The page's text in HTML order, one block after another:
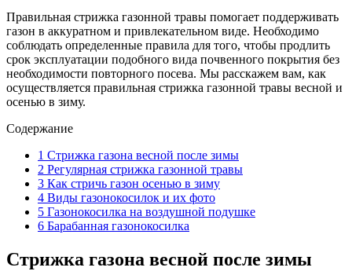
Правильная стрижка газонной травы помогает поддерживать
газон в аккуратном и привлекательном виде. Необходимо
соблюдать определенные правила для того, чтобы продлить
срок эксплуатации подобного вида почвенного покрытия без
необходимости повторного посева. Мы расскажем вам, как
осуществляется правильная стрижка газонной травы весной и
осенью в зиму.
Содержание
1 Стрижка газона весной после зимы
2 Регулярная стрижка газонной травы
3 Как стричь газон осенью в зиму
4 Виды газонокосилок и их фото
5 Газонокосилка на воздушной подушке
6 Барабанная газонокосилка
Стрижка газона весной после зимы